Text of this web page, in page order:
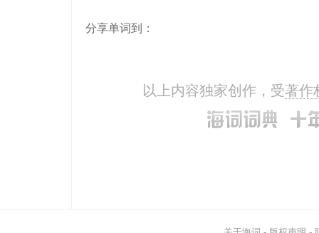
分享单词到：
以上内容独家创作，受著作